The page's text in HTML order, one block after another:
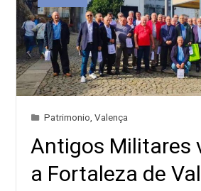
Patrimonio ,Valença
Antigos Militares
a Fortaleza de